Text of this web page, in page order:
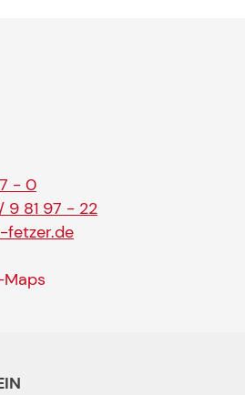
- 0
9 81 97 - 22
fetzer.de